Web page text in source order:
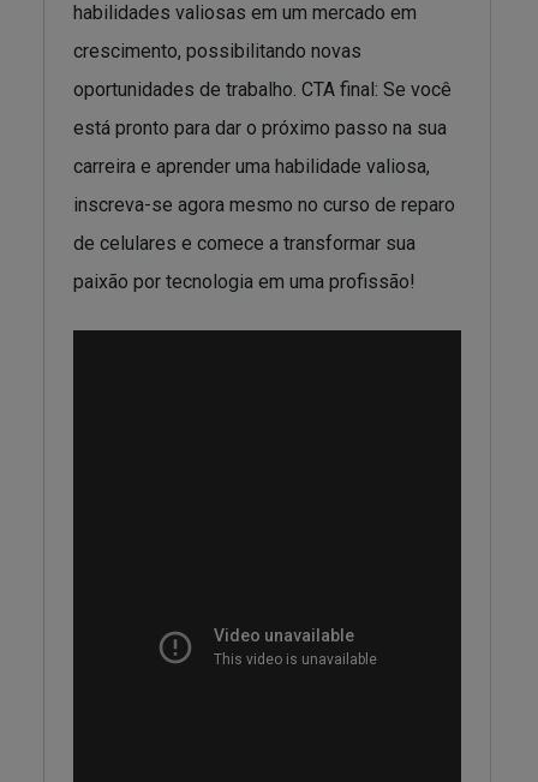
habilidades valiosas em um mercado em
crescimento, possibilitando novas
oportunidades de trabalho. CTA final: Se você
está pronto para dar o próximo passo na sua
carreira e aprender uma habilidade valiosa,
inscreva-se agora mesmo no curso de reparo
de celulares e comece a transformar sua
paixão por tecnologia em uma profissão!